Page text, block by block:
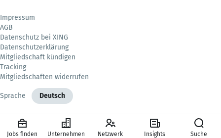
Impressum
AGB
Datenschutz bei XING
Datenschutzerklärung
Mitgliedschaft kündigen
Tracking
Mitgliedschaften widerrufen
Sprache Deutsch
Jobs finden Unternehmen Netzwerk Insights Suche